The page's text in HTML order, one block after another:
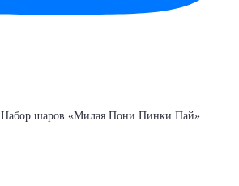
Набор шаров «Милая Пони Пинки Пай»